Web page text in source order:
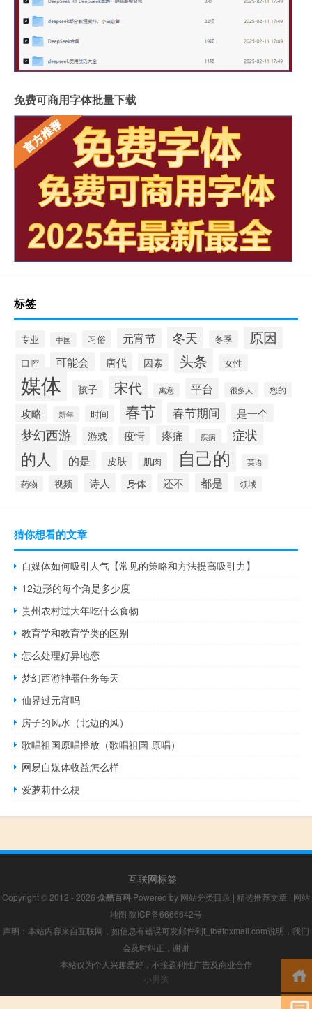
免费可商用字体批量下载
标签
专业 中国 习俗 元宵节 冬天 冬季 原因
口腔 可能会 唐代 因素 头条 女性
媒体 孩子 宋代 寓意 平台 很多人 您的
攻略 新年 时间 春节 春节期间 是一个
梦幻西游 游戏 疫情 疼痛 疾病 症状
的人 的是 皮肤 肌肉 自己的 英语
药物 视频 诗人 身体 还不 都是 领域
猜你想看的文章
自媒体如何吸引人气【常见的策略和方法提高吸引力】
12边形的每个角是多少度
贵州农村过大年吃什么食物
教育学和教育学类的区别
怎么处理好异地恋
梦幻西游神器任务每天
仙界过元宵吗
房子的风水（北边的风）
歌唱祖国原唱播放（歌唱祖国 原唱）
网易自媒体收益怎么样
爱萝莉什么梗
互联网标签
Copyright © 2012 - 2026 众酷百科 Powered by 网站分类目录 | 精选推荐文章 | 网站
地图 陕ICP备6666642号
声明：本站内容来自互联网，如信息有错误可发邮件到f_fb#foxmail.com说明，我们
会及时纠正，谢谢
本站仅为个人兴趣爱好，不接盈利性广告及商业合作
小男孩